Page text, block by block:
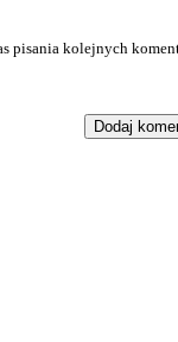
pisania kolejnych